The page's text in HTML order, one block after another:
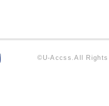
©U-Accss.All Rights